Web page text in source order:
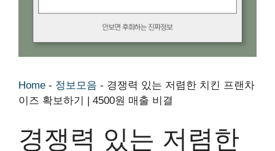
Home - 정보모음 - 경쟁력 있는 저렴한 치킨 프랜차
이즈 확보하기 | 4500원 매출 비결
경쟁력 있는 저렴한